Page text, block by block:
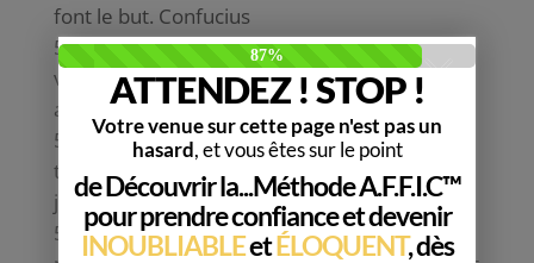
font le but. Confucius
La perfection n’est pas atteignable. Mais
visez la perfection, car en échouant vous
atteindrez l’excellence. Vince Lombardi
En suivant le chemin qui s’appelle plus
tard, nous arrivons sur la place qui s’appelle
jamais. Sénèque
Faites confiance à votre instinct. Il vaut